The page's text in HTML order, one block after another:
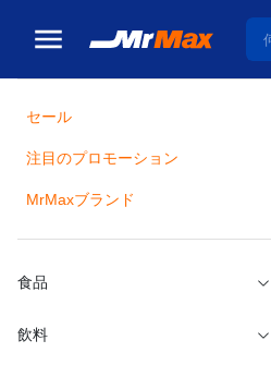
セール
注目のプロモーション
MrMaxブランド
食品
飲料